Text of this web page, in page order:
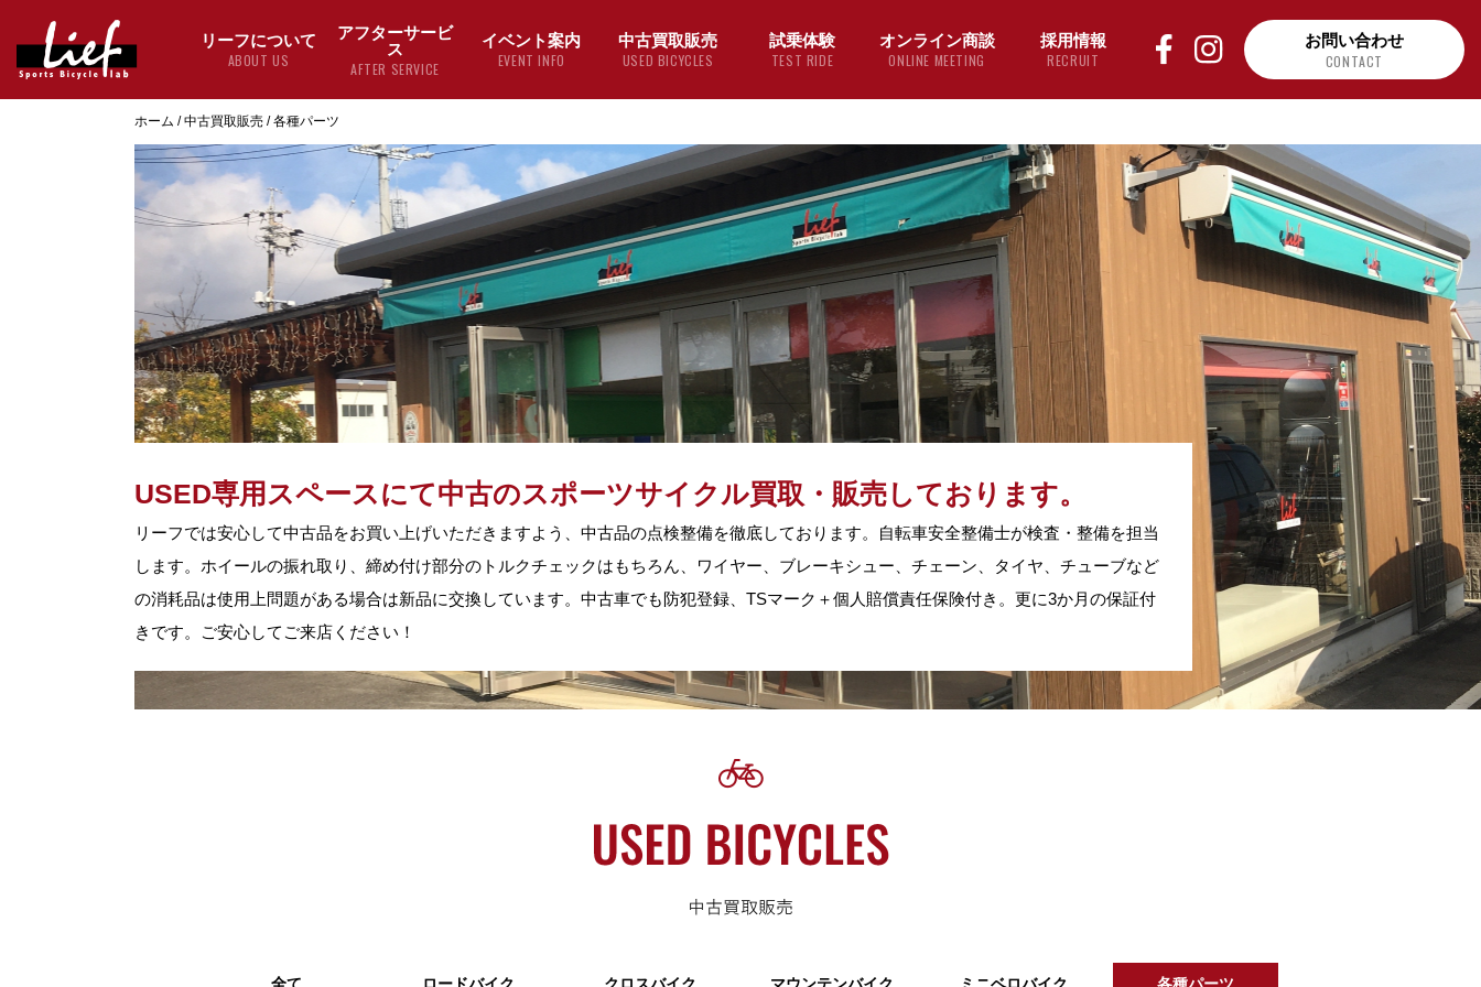
リーフについて
ABOUT US
アフターサービ
ス
AFTER SERVICE
イベント案内
EVENT INFO
中古買取販売
USED BICYCLES
試乗体験
TEST RIDE
オンライン商談
ONLINE MEETING
採用情報
RECRUIT
お問い合わせ
CONTACT
ホーム /中古買取販売 /各種パーツ
USED専用スペースにて中古のスポーツサイクル買取・販売しております。
リーフでは安心して中古品をお買い上げいただきますよう、中古品の点検整備を徹底しております。自転車安全整備士が検査・整備を担当
します。ホイールの振れ取り、締め付け部分のトルクチェックはもちろん、ワイヤー、ブレーキシュー、チェーン、タイヤ、チューブなど
の消耗品は使用上問題がある場合は新品に交換しています。中古車でも防犯登録、TSマーク＋個人賠償責任保険付き。更に3か月の保証付
きです。ご安心してご来店ください！